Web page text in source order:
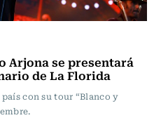
Arjona se presentará
de La Florida
con su tour “Blanco y